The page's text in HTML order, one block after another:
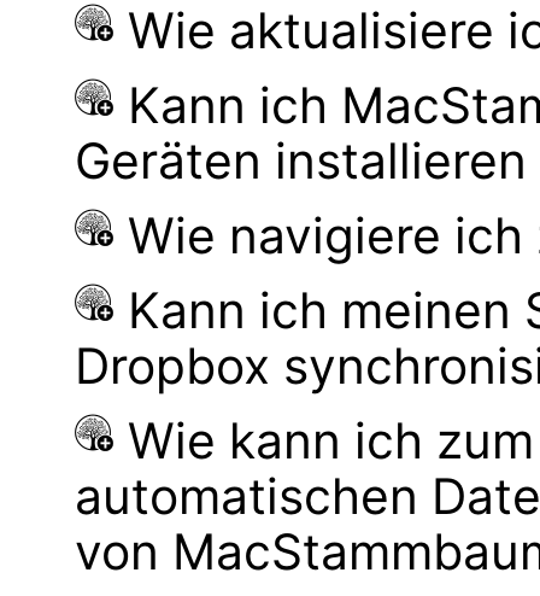
Wie aktualisiere
Kann ich
Geräten
Wie navigiere
Kann ich meinen
Dropbox
Wie kann ich
automatischen
von